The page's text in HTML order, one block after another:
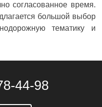
согласованное время.
большой выбор
тематику и
44-98